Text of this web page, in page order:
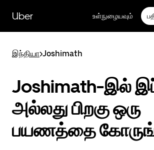
பக்கத்திற்குச்
செல்லவும்
Uber உள்நுழையவும்
இந்தியா>Joshimath
Joshimath-இல்
அல்லது பிறகு ஒரு
பயணத்தை